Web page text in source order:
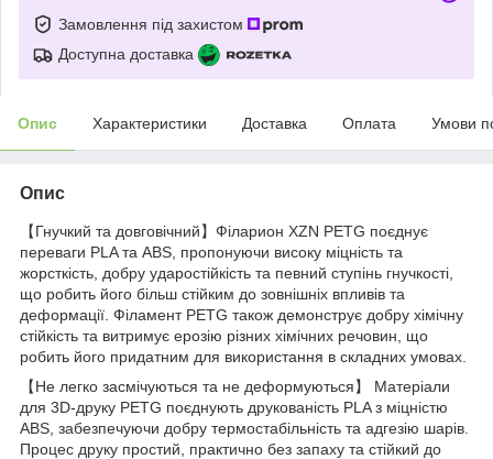
Замовлення під захистом
Доступна доставка
Опис Характеристики Доставка Оплата Умови
Опис
【Гнучкий та довговічний】Філарион XZN PETG поєднує
переваги PLA та ABS, пропонуючи високу міцність та
жорсткість, добру ударостійкість та певний ступінь гнучкості,
що робить його більш стійким до зовнішніх впливів та
деформації. Філамент PETG також демонструє добру хімічну
стійкість та витримує ерозію різних хімічних речовин, що
робить його придатним для використання в складних умовах.
【Не легко засмічуються та не деформуються】 Матеріали
для 3D-друку PETG поєднують друкованість PLA з міцністю
ABS, забезпечуючи добру термостабільність та адгезію шарів.
Процес друку простий, практично без запаху та стійкий до